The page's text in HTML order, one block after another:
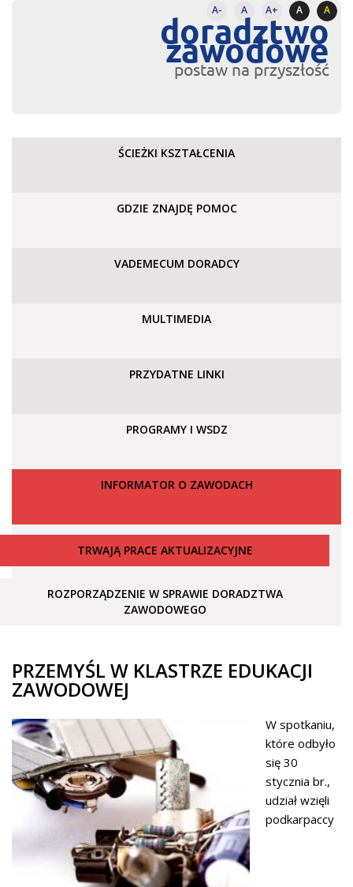
A- A A+ A A
doradztwo
zawodowe
postaw na przyszłość
ŚCIEŻKI KSZTAŁCENIA
GDZIE ZNAJDĘ POMOC
VADEMECUM DORADCY
MULTIMEDIA
PRZYDATNE LINKI
PROGRAMY I WSDZ
INFORMATOR O ZAWODACH
TRWAJĄ PRACE AKTUALIZACYJNE
ROZPORZĄDZENIE W SPRAWIE DORADZTWA
ZAWODOWEGO
PRZEMYŚL W KLASTRZE EDUKACJI
ZAWODOWEJ
W spotkaniu,
które odbyło
się 30
stycznia br.,
udział wzięli
podkarpaccy